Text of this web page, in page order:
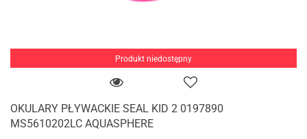
Produkt niedostępny
OKULARY PŁYWACKIE SEAL KID 2 0197890
MS5610202LC AQUASPHERE